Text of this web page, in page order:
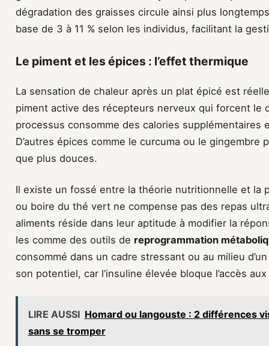
dégradation des graisses circule ainsi plus
base de 3 à 11 % selon les individus, facilitant la
Le piment et les épices : l’effet thermique
La sensation de chaleur après un plat épicé est
piment active des récepteurs nerveux qui forcent le
processus consomme des calories supplémentaires
D’autres épices comme le curcuma ou le
que plus douces.
Il existe un fossé entre la théorie nutritionnelle et la
ou boire du thé vert ne compense pas des repas
aliments réside dans leur aptitude à modifier la
les comme des outils de reprogrammation
consommé dans un cadre stressant ou au milieu
son potentiel, car l’insuline élevée bloque l’accès
LIRE AUSSI Homard ou langouste : 2 différences
sans se tromper